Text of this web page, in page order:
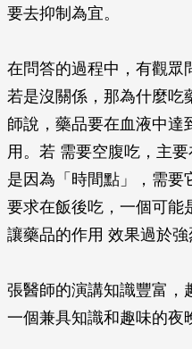
要去抑制為宜。
在問答的過程中，有觀眾
若是沒關係，那為什麼吃
師說，藥品要在血液中達
用。若 需要空腹吃，主
是因為「時間點」，需要
要求在飯後吃，一個可能
讓藥品的作用 效果過於強
張醫師的演講知識豐富，
一個兼具知識和趣味的夜